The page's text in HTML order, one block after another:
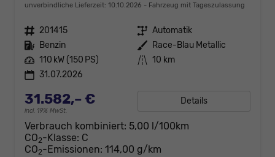
unverbindliche Lieferzeit: 10.10.2026 Fahrzeug mit Tageszulassung
Fahrzeugnr. 201415 Getriebe Automatik
Kraftstoff Benzin Außenfarbe Race-Blau Metallic
Leistung 110 kW (150 PS) Kilometerstand 10 km
31.07.2026
31.582,– €
incl. 19% MwSt.
Details
Verbrauch kombiniert: 5,00 l/100km
CO2-Klasse: C
CO2-Emissionen: 114,00 g/km